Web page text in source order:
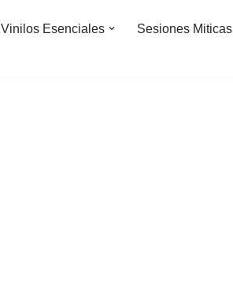
Vinilos Esenciales Sesiones Miticas